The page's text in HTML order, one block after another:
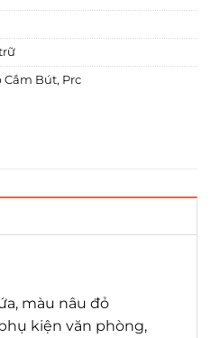
Cắm Bút, Prc
màu nâu đỏ
kiện văn phòng,